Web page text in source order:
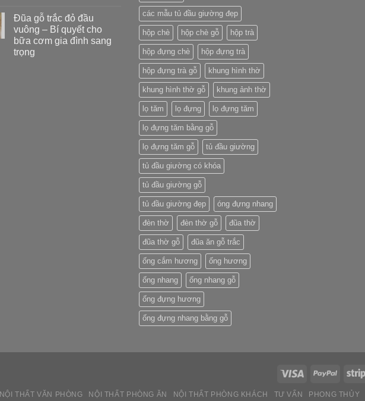
Đũa gỗ trắc đỏ đầu
vuông – Bí quyết cho
bữa cơm gia đình sang
trọng
các mẫu tủ đầu giường đẹp
hộp chè hộp chè gỗ hộp trà
hộp đựng chè hộp đựng trà
hộp đựng trà gỗ khung hình thờ
khung hình thờ gỗ khung ảnh thờ
lọ tăm lọ đựng lọ đựng tăm
lọ đựng tăm bằng gỗ
lọ đựng tăm gỗ tủ đầu giường
tủ đầu giường có khóa
tủ đầu giường gỗ
tủ đầu giường đẹp óng đựng nhang
đèn thờ đèn thờ gỗ đũa thờ
đũa thờ gỗ đũa ăn gỗ trắc
ống cắm hương ống hương
ống nhang ống nhang gỗ
ống đựng hương
ống đựng nhang bằng gỗ
NỘI THẤT VĂN PHÒNG NỘI THẤT PHÒNG ĂN NỘI THẤT PHÒNG KHÁCH TƯ VẤN PHONG THỦY